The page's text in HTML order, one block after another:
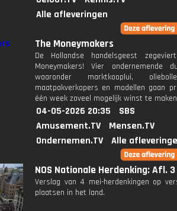
Alle afleveringen
The Moneymakers
De Hollandse handelsgeest
Moneymakers! Vier ondernemende
waaronder marktkooplui,
maatpakverkopers en modellen gaan
één week zoveel mogelijk winst te
04-05-2026 20:35
SBS
Amusement.TV
Mensen.TV
Ondernemen.TV
Alle
NOS Nationale Herdenking: Afl. 3
Verslag van 4 mei-herdenkingen op
plaatsen in het land.